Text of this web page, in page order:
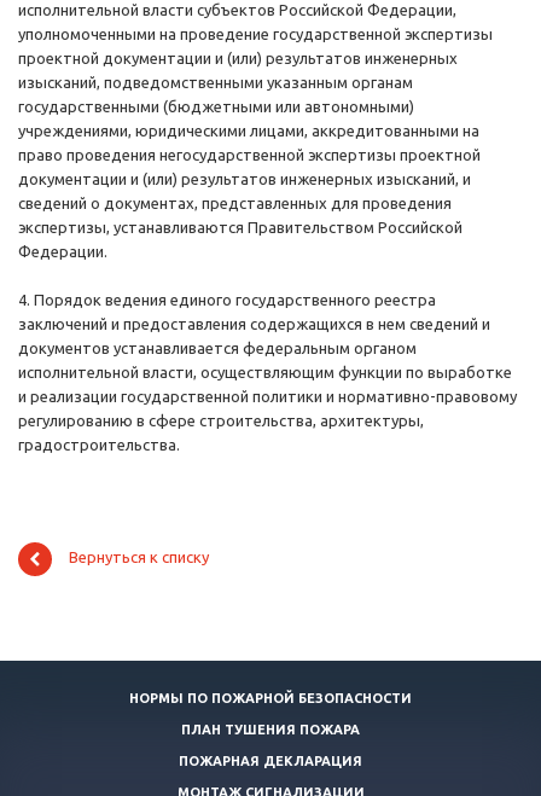
исполнительной власти субъектов Российской Федерации,
уполномоченными на проведение государственной экспертизы
проектной документации и (или) результатов инженерных
изысканий, подведомственными указанным органам
государственными (бюджетными или автономными)
учреждениями, юридическими лицами, аккредитованными на
право проведения негосударственной экспертизы проектной
документации и (или) результатов инженерных изысканий, и
сведений о документах, представленных для проведения
экспертизы, устанавливаются Правительством Российской
Федерации.
4. Порядок ведения единого государственного реестра
заключений и предоставления содержащихся в нем сведений и
документов устанавливается федеральным органом
исполнительной власти, осуществляющим функции по выработке
и реализации государственной политики и нормативно-правовому
регулированию в сфере строительства, архитектуры,
градостроительства.
Вернуться к списку
НОРМЫ ПО ПОЖАРНОЙ БЕЗОПАСНОСТИ
ПЛАН ТУШЕНИЯ ПОЖАРА
ПОЖАРНАЯ ДЕКЛАРАЦИЯ
МОНТАЖ СИГНАЛИЗАЦИИ